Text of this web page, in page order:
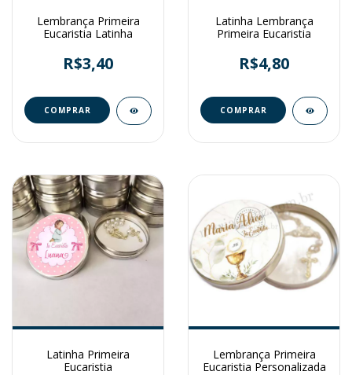
Lembrança Primeira
Eucaristia Latinha
R$3,40
Latinha Lembrança
Primeira Eucaristia
R$4,80
Latinha Primeira
Eucaristia
Lembrança Primeira
Eucaristia Personalizada